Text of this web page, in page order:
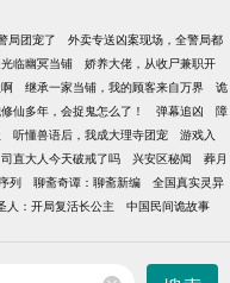
局团宠了
外卖专送凶案现场，全警局都
临幽冥当铺
娇养大佬，从收尸兼职开
继承一家当铺，我的顾客来自万界
诡
仙多年，会捉鬼怎么了！ 弹幕追凶
障
听懂兽语后，我成大理寺团宠
游戏入
司直大人今天破戒了吗 兴安区秘闻
葬月
列 聊斋奇谭：聊斋新编
全国真实灵异
人：开局复活长公主
中国民间诡故事